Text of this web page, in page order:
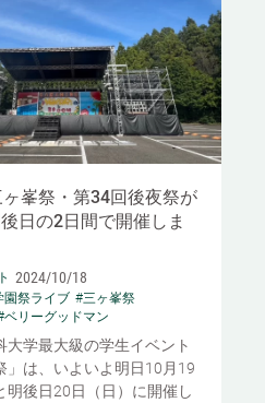
峯祭・第34回後夜祭が
日の2日間で開催しま
2024/10/18
園祭ライブ #三ヶ峯祭
ベリーグッドマン
大学最大級の学生イベント
」は、いよいよ明日10月19
明後日20日（日）に開催し